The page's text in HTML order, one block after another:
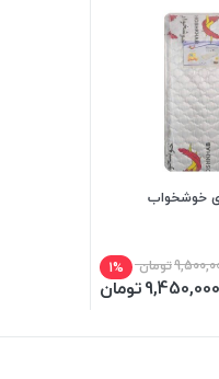
خوشخواب
تومان 1%
9,450,000تومان